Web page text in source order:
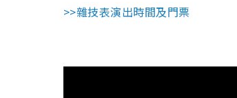
>>雜技表演出時間及門票